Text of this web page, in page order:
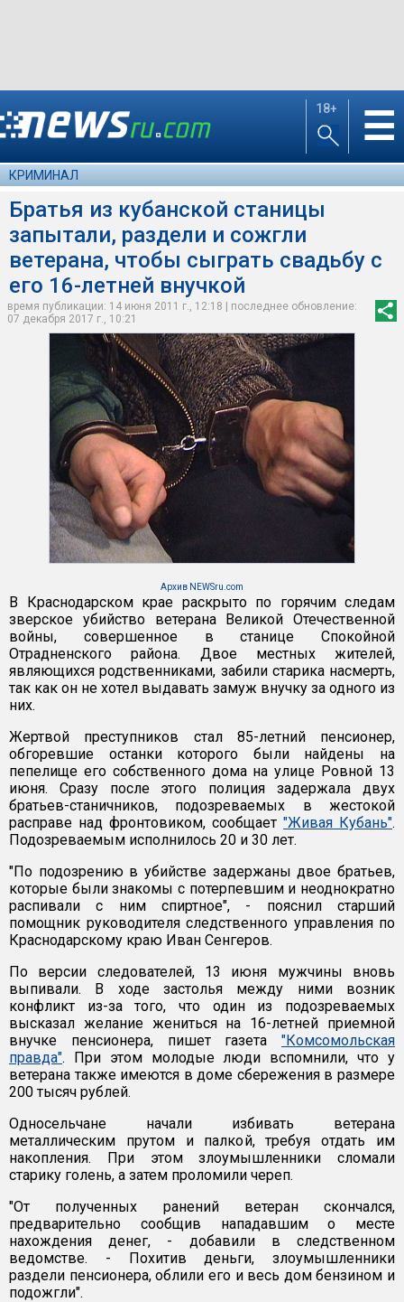
18+ ☰
КРИМИНАЛ
Братья из кубанской станицы
запытали, раздели и сожгли
ветерана, чтобы сыграть свадьбу с
его 16-летней внучкой
время публикации: 14 июня 2011 г., 12:18 | последнее обновление:
07 декабря 2017 г., 10:21
Архив NEWSru.com
В Краснодарском крае раскрыто по горячим следам
зверское убийство ветерана Великой Отечественной
войны, совершенное в станице Спокойной
Отрадненского района. Двое местных жителей,
являющихся родственниками, забили старика насмерть,
так как он не хотел выдавать замуж внучку за одного из
них.
Жертвой преступников стал 85-летний пенсионер,
обгоревшие останки которого были найдены на
пепелище его собственного дома на улице Ровной 13
июня. Сразу после этого полиция задержала двух
братьев-станичников, подозреваемых в жестокой
расправе над фронтовиком, сообщает "Живая Кубань".
Подозреваемым исполнилось 20 и 30 лет.
"По подозрению в убийстве задержаны двое братьев,
которые были знакомы с потерпевшим и неоднократно
распивали с ним спиртное", - пояснил старший
помощник руководителя следственного управления по
Краснодарскому краю Иван Сенгеров.
По версии следователей, 13 июня мужчины вновь
выпивали. В ходе застолья между ними возник
конфликт из-за того, что один из подозреваемых
высказал желание жениться на 16-летней приемной
внучке пенсионера, пишет газета "Комсомольская
правда". При этом молодые люди вспомнили, что у
ветерана также имеются в доме сбережения в размере
200 тысяч рублей.
Односельчане начали избивать ветерана
металлическим прутом и палкой, требуя отдать им
накопления. При этом злоумышленники сломали
старику голень, а затем проломили череп.
"От полученных ранений ветеран скончался,
предварительно сообщив нападавшим о месте
нахождения денег, - добавили в следственном
ведомстве. - Похитив деньги, злоумышленники
раздели пенсионера, облили его и весь дом бензином и
подожгли".